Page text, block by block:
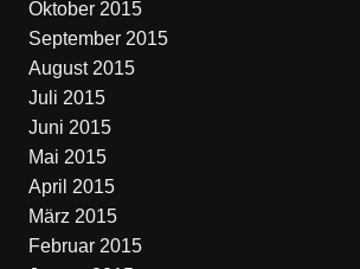
Oktober 2015
September 2015
August 2015
Juli 2015
Juni 2015
Mai 2015
April 2015
März 2015
Februar 2015